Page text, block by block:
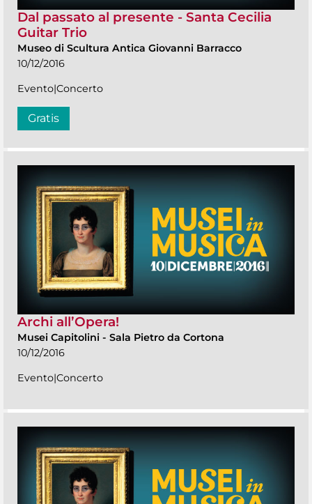
Dal passato al presente - Santa Cecilia
Guitar Trio
Museo di Scultura Antica Giovanni Barracco
10/12/2016
Evento|Concerto
Gratis
Archi all’Opera!
Musei Capitolini - Sala Pietro da Cortona
10/12/2016
Evento|Concerto